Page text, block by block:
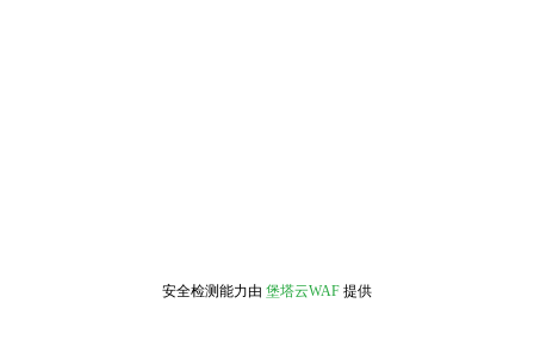
安全检测能力由 堡塔云WAF 提供